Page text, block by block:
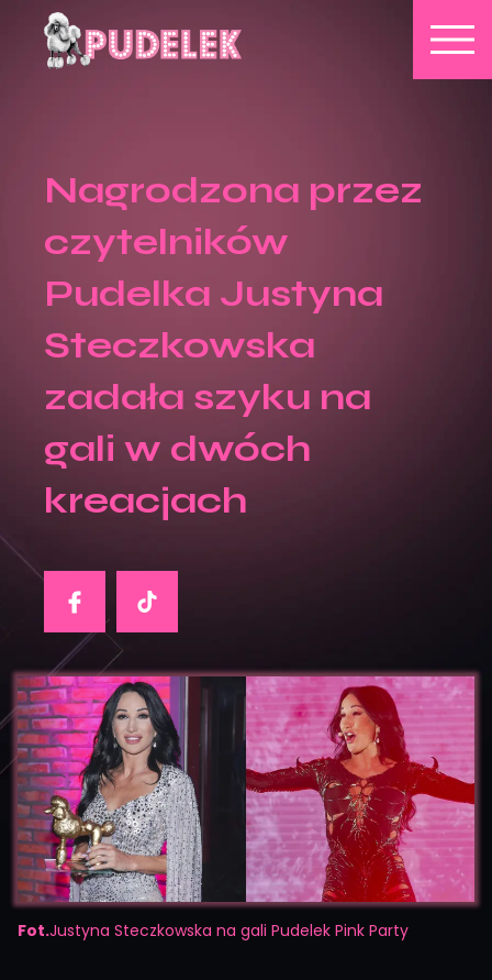
Nagrodzona przez
czytelników
Pudelka Justyna
Steczkowska
zadała szyku na
gali w dwóch
kreacjach
Fot.Justyna Steczkowska na gali Pudelek Pink Party